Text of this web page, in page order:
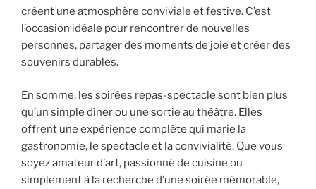
créent une atmosphère conviviale et festive. C’est
l’occasion idéale pour rencontrer de nouvelles
personnes, partager des moments de joie et créer des
souvenirs durables.
En somme, les soirées repas-spectacle sont bien plus
qu’un simple dîner ou une sortie au théâtre. Elles
offrent une expérience complète qui marie la
gastronomie, le spectacle et la convivialité. Que vous
soyez amateur d’art, passionné de cuisine ou
simplement à la recherche d’une soirée mémorable,